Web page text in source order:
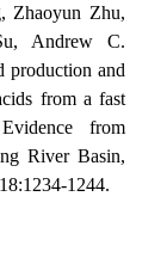
Zhaoyun Zhu,
Andrew C.
production and
from a fast
from
River Basin,
1244.